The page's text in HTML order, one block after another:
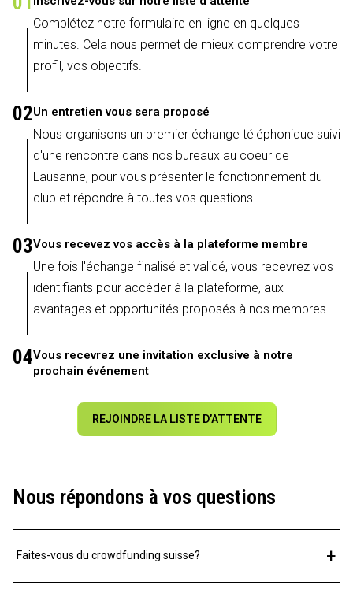
Complétez notre formulaire en ligne en quelques
minutes. Cela nous permet de mieux comprendre votre
profil, vos objectifs.
02Un entretien vous sera proposé
Nous organisons un premier échange téléphonique suivi
d'une rencontre dans nos bureaux au coeur de
Lausanne, pour vous présenter le fonctionnement du
club et répondre à toutes vos questions.
03Vous recevez vos accès à la plateforme membre
Une fois l'échange finalisé et validé, vous recevrez vos
identifiants pour accéder à la plateforme, aux
avantages et opportunités proposés à nos membres.
04Vous recevrez une invitation exclusive à notre
prochain événement
REJOINDRE LA LISTE D’ATTENTE
Nous répondons à vos questions
Faites-vous du crowdfunding suisse? +